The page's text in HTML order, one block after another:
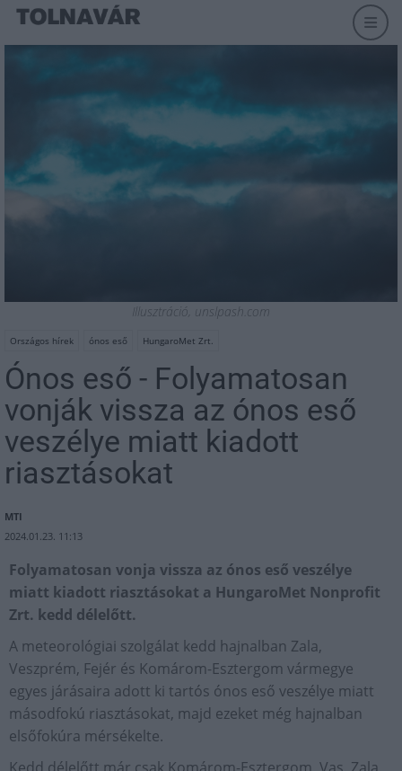
Illusztráció, unslpash.com
Országos hírek ónos eső HungaroMet Zrt.
Ónos eső - Folyamatosan
vonják vissza az ónos eső
veszélye miatt kiadott
riasztásokat
MTI
2024.01.23. 11:13
Folyamatosan vonja vissza az ónos eső veszélye
miatt kiadott riasztásokat a HungaroMet Nonprofit
Zrt. kedd délelőtt.
A meteorológiai szolgálat kedd hajnalban Zala,
Veszprém, Fejér és Komárom-Esztergom vármegye
egyes járásaira adott ki tartós ónos eső veszélye miatt
másodfokú riasztásokat, majd ezeket még hajnalban
elsőfokúra mérsékelte.